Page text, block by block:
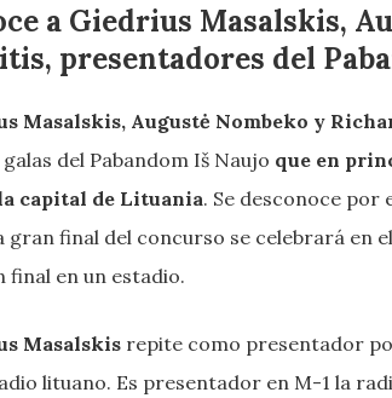
a Giedrius Masalskis,
, presentadores del
Masalskis, Augustė Nombeko y
galas del Pabandom Iš Naujo que en
capital de Lituania. Se desconoce por
gran final del concurso se celebrará en
final en un estadio.
Masalskis repite como presentador
lituano. Es presentador en M-1 la